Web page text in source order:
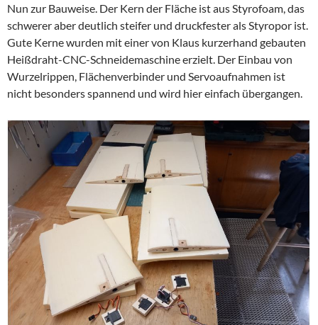
Nun zur Bauweise. Der Kern der Fläche ist aus Styrofoam, das
schwerer aber deutlich steifer und druckfester als Styropor ist.
Gute Kerne wurden mit einer von Klaus kurzerhand gebauten
Heißdraht-CNC-Schneidemaschine erzielt. Der Einbau von
Wurzelrippen, Flächenverbinder und Servoaufnahmen ist
nicht besonders spannend und wird hier einfach übergangen.